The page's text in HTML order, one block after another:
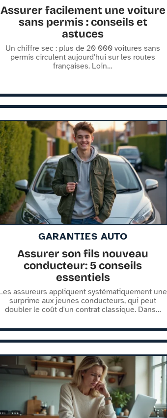
Assurer facilement une voiture
sans permis : conseils et
astuces
Un chiffre sec : plus de 20 000 voitures sans
permis circulent aujourd'hui sur les routes
françaises. Loin…
GARANTIES AUTO
Assurer son fils nouveau
conducteur: 5 conseils
essentiels
assureurs appliquent systématiquement une
surprime aux jeunes conducteurs, qui peut
doubler le coût d'un contrat classique. Dans…